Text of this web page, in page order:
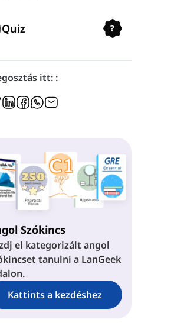
Quiz ?
itt: :
Szókincs
el kategorizált angol
tanulni a LanGeek
Kattints a kezdéshez